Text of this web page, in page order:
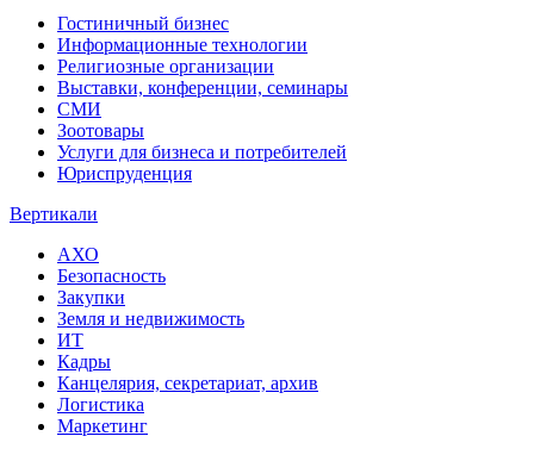
Гостиничный бизнес
Информационные технологии
Религиозные организации
Выставки, конференции, семинары
СМИ
Зоотовары
Услуги для бизнеса и потребителей
Юриспруденция
Вертикали
АХО
Безопасность
Закупки
Земля и недвижимость
ИТ
Кадры
Канцелярия, секретариат, архив
Логистика
Маркетинг